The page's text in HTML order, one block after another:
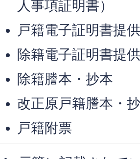
人事項証明書）
戸籍電子証明書提
除籍電子証明書提
除籍謄本・抄本
改正原戸籍謄本・
戸籍附票